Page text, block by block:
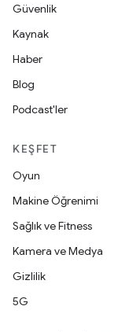
Güvenlik
Kaynak
Haber
Blog
Podcast'ler
KEŞFET
Oyun
Makine Öğrenimi
Sağlık ve Fitness
Kamera ve Medya
Gizlilik
5G